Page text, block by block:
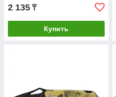
2 135 ₸
Купить